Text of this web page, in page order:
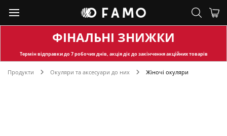
ФІНАЛЬНІ ЗНИЖКИ
Термін відправкидо 7 робочих днів, акція діє до закінчення акційних товарів
Продукти Окуляри та аксесуари до них Жіночі окуляри